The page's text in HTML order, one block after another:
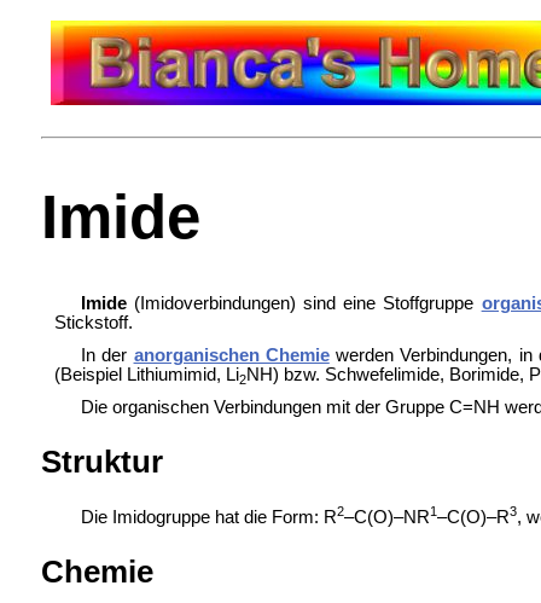
Imide
Imide(Imidoverbindungen) sind eine Stoffgruppe
Stickstoff.
In der anorganischen Chemiewerden Verbindungen, in
(Beispiel
Lithiumimid, Li2NH) bzw. Schwefelimide, Borimide,
Die organischen Verbindungen mit der Gruppe C=NH
Struktur
Die Imidogruppe hat die Form: R2–C(O)–NR1 –C(O)–R3,
Chemie